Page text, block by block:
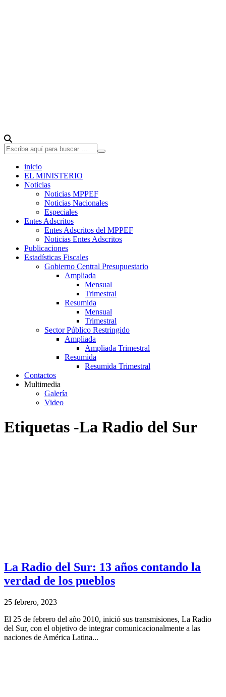
inicio
EL MINISTERIO
Noticias
Noticias MPPEF
Noticias Nacionales
Especiales
Entes Adscritos
Entes Adscritos del MPPEF
Noticias Entes Adscritos
Publicaciones
Estadísticas Fiscales
Gobierno Central Presupuestario
Ampliada
Mensual
Trimestral
Resumida
Mensual
Trimestral
Sector Público Restringido
Ampliada
Ampliada Trimestral
Resumida
Resumida Trimestral
Contactos
Multimedia
Galería
Video
Etiquetas -La Radio del Sur
La Radio del Sur: 13 años contando la
verdad de los pueblos
25 febrero, 2023
El 25 de febrero del año 2010, inició sus transmisiones, La Radio
del Sur, con el objetivo de integrar comunicacionalmente a las
naciones de América Latina...